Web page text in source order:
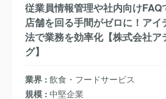
従業員情報管理や社内向けFAQ
店舗を回る手間がゼロに！アイ
法で業務を効率化【株式会社ア
グ】
業界
飲食・フードサービス
規模
中堅企業